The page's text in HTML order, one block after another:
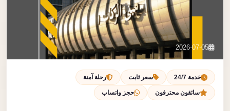
بنا
احجز الآن
2026-07-05
خدمة 24/7 سعر ثابت رحلة آمنة
سائقون محترفون حجز واتساب